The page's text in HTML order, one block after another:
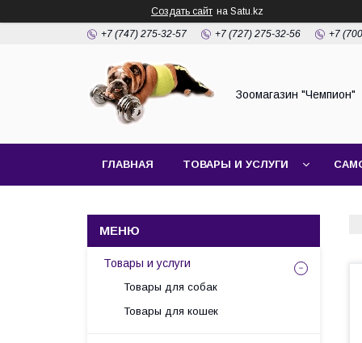
Создать сайт на Satu.kz
+7 (747) 275-32-57 +7 (727) 275-32-56 +7
Зоомагазин "Чемпион"
ГЛАВНАЯ ТОВАРЫ И УСЛУГИ
Товары и услуги
Товары для собак
Товары для кошек